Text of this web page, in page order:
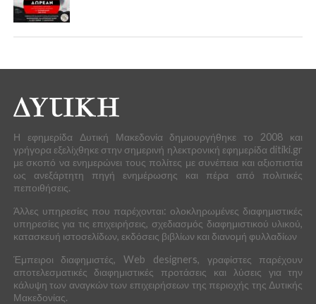
Η εφημερίδα Δυτική Μακεδονία δημιουργήθηκε το 2008 και
γρήγορα εξελίχθηκε στην σημερινή ηλεκτρονική εφημερίδα ditiki.gr
με σκοπό να ενημερώνει τους πολίτες με συνέπεια και αξιοπιστία
ως ανεξάρτητη πηγή ενημέρωσης και πέρα από πολιτικές
πεποιθήσεις.
Άλλες υπηρεσίες που παρέχονται: ολοκληρωμένες διαφημιστικές
υπηρεσίες για τις επιχειρήσεις, σχεδιασμός διαφημιστικού υλικού,
κατασκευή ιστοσελίδων, εκδόσεις βιβλίων και διανομή φυλλαδίων
Έμπειροι διαφημιστές, Web designers, γραφίστες παρέχουν
αποτελεσματικές διαφημιστικές προτάσεις και λύσεις για την
κάλυψη των αναγκών των επιχειρήσεων της περιοχής της Δυτικής
Μακεδονίας.